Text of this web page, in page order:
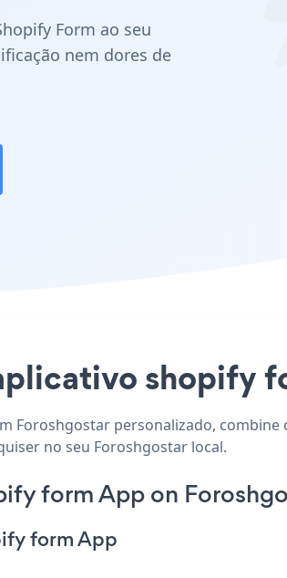
Form ao seu
nem dores de
shopify
Foroshgostar personalizado,
no seu Foroshgostar local.
form App on
form App